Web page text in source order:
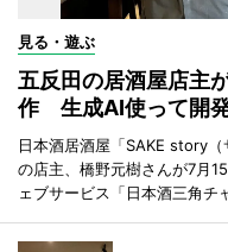
見る・遊ぶ
五反田の居酒屋店主
作 生成AI使って開
日本酒居酒屋「SAKE story（
の店主、橋野元樹さんが7月
ェブサービス「日本酒三角チ